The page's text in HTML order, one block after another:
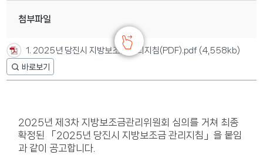
첨부파일
1. 2025년 당진시 지방보조금 관리지침(PDF).pdf (4,558kb)
2025년 제3차 지방보조금관리위원회 심의를 거쳐 최종
확정된 「2025년 당진시 지방보조금 관리지침」을 붙임
과 같이 공고합니다.